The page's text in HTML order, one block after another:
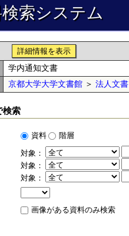
索システム
詳細情報を表示
学内通知文書
京都大学大学文書館 ＞ 法人文書
検索
資料 階層
対象：
対象：
対象：
画像がある資料のみ検索